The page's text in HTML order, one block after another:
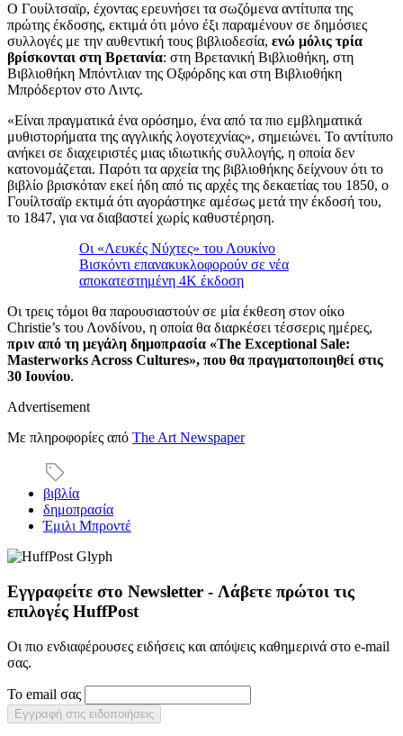
Ο Γουίλτσαϊρ, έχοντας ερευνήσει τα σωζόμενα αντίτυπα της
πρώτης έκδοσης, εκτιμά ότι μόνο έξι παραμένουν σε δημόσιες
συλλογές με την αυθεντική τους βιβλιοδεσία, ενώ μόλις τρία
βρίσκονται στη Βρετανία: στη Βρετανική Βιβλιοθήκη, στη
Βιβλιοθήκη Μπόντλιαν της Οξφόρδης και στη Βιβλιοθήκη
Μπρόδερτον στο Λιντς.
«Είναι πραγματικά ένα ορόσημο, ένα από τα πιο εμβληματικά
μυθιστορήματα της αγγλικής λογοτεχνίας», σημειώνει. Το αντίτυπο
ανήκει σε διαχειριστές μιας ιδιωτικής συλλογής, η οποία δεν
κατονομάζεται. Παρότι τα αρχεία της βιβλιοθήκης δείχνουν ότι το
βιβλίο βρισκόταν εκεί ήδη από τις αρχές της δεκαετίας του 1850, ο
Γουίλτσαϊρ εκτιμά ότι αγοράστηκε αμέσως μετά την έκδοσή του,
το 1847, για να διαβαστεί χωρίς καθυστέρηση.
Οι «Λευκές Νύχτες» του Λουκίνο
Βισκόντι επανακυκλοφορούν σε νέα
αποκατεστημένη 4K έκδοση
Οι τρεις τόμοι θα παρουσιαστούν σε μία έκθεση στον οίκο
Christie’s του Λονδίνου, η οποία θα διαρκέσει τέσσερις ημέρες,
πριν από τη μεγάλη δημοπρασία «The Exceptional Sale:
Masterworks Across Cultures», που θα πραγματοποιηθεί στις
30 Ιουνίου.
Advertisement
Με πληροφορίες από The Art Newspaper
βιβλία
δημοπρασία
Έμιλι Μπροντέ
Εγγραφείτε στο Newsletter - Λάβετε πρώτοι τις
επιλογές HuffPost
Οι πιο ενδιαφέρουσες ειδήσεις και απόψεις καθημερινά στο e-mail
σας.
Το email σας
Εγγραφή στις ειδοποιήσεις